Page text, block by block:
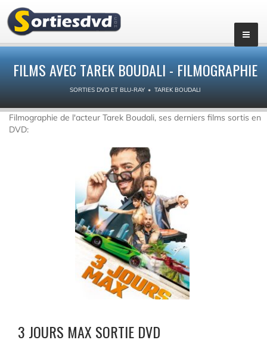
FILMS AVEC TAREK BOUDALI - FILMOGRAPHIE
SORTIES DVD ET BLU-RAY TAREK BOUDALI
Filmographie de l'acteur Tarek Boudali, ses derniers films sortis en
DVD:
3 JOURS MAX SORTIE DVD